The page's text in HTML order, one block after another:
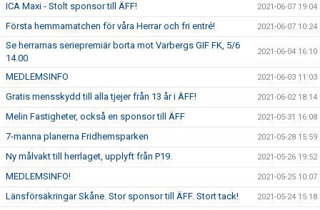
ICA Maxi - Stolt sponsor till ÄFF! 2021-06-07 19:04
Första hemmamatchen för våra Herrar och fri entré! 2021-06-07 10:24
Se herrarnas seriepremiär borta mot Varbergs GIF FK, 5/6
14.00
2021-06-04 16:10
MEDLEMSINFO 2021-06-03 11:03
Gratis mensskydd till alla tjejer från 13 år i ÄFF! 2021-06-02 18:14
Melin Fastigheter, också en sponsor till ÄFF 2021-05-31 16:08
7-manna planerna Fridhemsparken 2021-05-28 15:59
Ny målvakt till herrlaget, upplyft från P19. 2021-05-26 19:52
MEDLEMSINFO! 2021-05-25 10:07
Länsförsäkringar Skåne. Stor sponsor till ÄFF. Stort tack! 2021-05-24 15:18